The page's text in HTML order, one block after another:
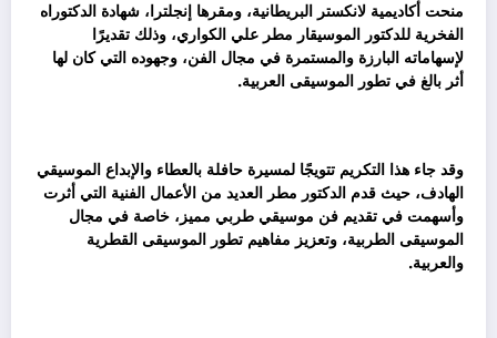
منحت أكاديمية لانكستر البريطانية، ومقرها إنجلترا، شهادة الدكتوراه
الفخرية للدكتور الموسيقار مطر علي الكواري، وذلك تقديرًا
لإسهاماته البارزة والمستمرة في مجال الفن، وجهوده التي كان لها
أثر بالغ في تطور الموسيقى العربية.
وقد جاء هذا التكريم تتويجًا لمسيرة حافلة بالعطاء والإبداع الموسيقي
الهادف، حيث قدم الدكتور مطر العديد من الأعمال الفنية التي أثرت
وأسهمت في تقديم فن موسيقي طربي مميز، خاصة في مجال
الموسيقى الطربية، وتعزيز مفاهيم تطور الموسيقى القطرية
والعربية.